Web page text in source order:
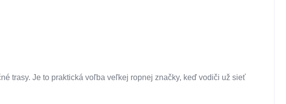
trasy. Je to praktická voľba veľkej ropnej značky, keď vodiči už sieť